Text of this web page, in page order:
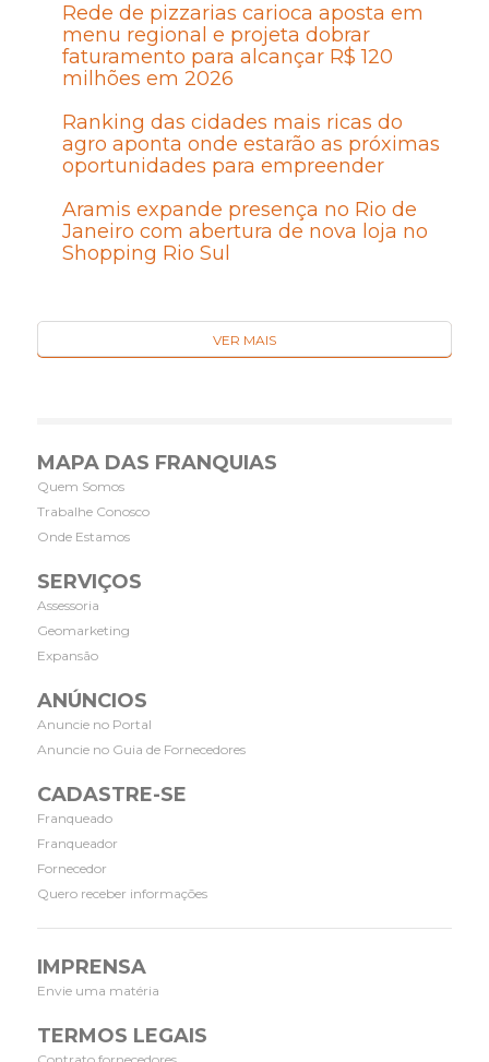
Rede de pizzarias carioca aposta em
menu regional e projeta dobrar
faturamento para alcançar R$ 120
milhões em 2026
Ranking das cidades mais ricas do
agro aponta onde estarão as próximas
oportunidades para empreender
Aramis expande presença no Rio de
Janeiro com abertura de nova loja no
Shopping Rio Sul
VER MAIS
MAPA DAS FRANQUIAS
Quem Somos
Trabalhe Conosco
Onde Estamos
SERVIÇOS
Assessoria
Geomarketing
Expansão
ANÚNCIOS
Anuncie no Portal
Anuncie no Guia de Fornecedores
CADASTRE-SE
Franqueado
Franqueador
Fornecedor
Quero receber informações
IMPRENSA
Envie uma matéria
TERMOS LEGAIS